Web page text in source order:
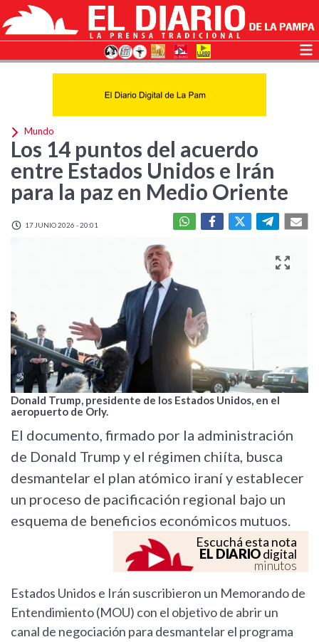
Mundo
Los 14 puntos del acuerdo
entre Estados Unidos e Irán
para la paz en Medio Oriente
17 JUNIO 2026 - 20:01
Donald Trump, presidente de los Estados Unidos, en el
aeropuerto de Orly.
El documento, firmado por la administración
de Donald Trump y el régimen chiíta, busca
desmantelar el plan atómico iraní y establecer
un proceso de pacificación regional bajo un
esquema de beneficios económicos mutuos.
Escuchá esta nota
EL DIARIOdigital
minutos
Estados Unidos e Irán suscribieron un Memorando de
Entendimiento (MOU) con el objetivo de abrir un
canal de negociación para desmantelar el programa